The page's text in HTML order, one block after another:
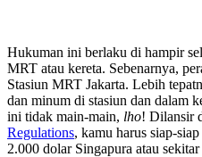
Hukuman ini berlaku di hampir
MRT atau kereta. Sebenarnya,
Stasiun MRT Jakarta. Lebih
dan minum di stasiun dan dalam
ini tidak main-main, lho! Dilansir
Regulations, kamu harus siap-
2.000 dolar Singapura atau